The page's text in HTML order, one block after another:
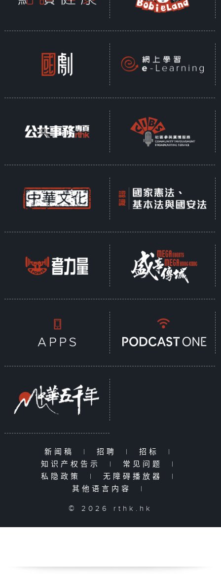
新闻稿 | 招聘 | 招标
|
知识产权告示
| 常见问题
|
私隐政策
| 无障碍播放器
|
其他语言内容
|
© 2026 rthk.hk